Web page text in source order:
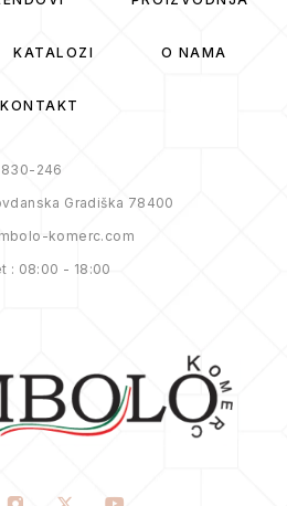
KATALOZI O NAMA
KONTAKT
830-246
Gradiška 78400
komerc.com
: 08:00 - 18:00